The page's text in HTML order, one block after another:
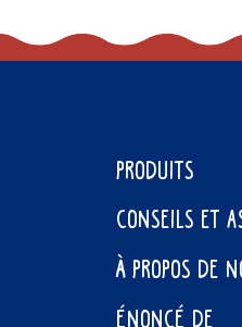
PRODUITS
CONSEILS ET
À PROPOS DE
ÉNONCÉ DE